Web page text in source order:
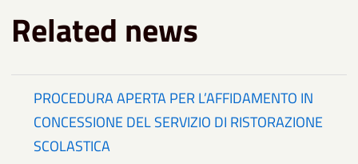
Related news
PROCEDURA APERTA PER L’AFFIDAMENTO IN
CONCESSIONE DEL SERVIZIO DI RISTORAZIONE
SCOLASTICA